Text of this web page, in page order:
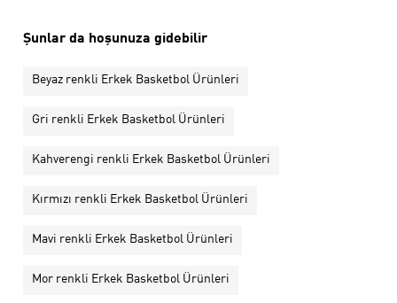
Şunlar da hoşunuza gidebilir
Beyaz renkli Erkek Basketbol Ürünleri
Gri renkli Erkek Basketbol Ürünleri
Kahverengi renkli Erkek Basketbol Ürünleri
Kırmızı renkli Erkek Basketbol Ürünleri
Mavi renkli Erkek Basketbol Ürünleri
Mor renkli Erkek Basketbol Ürünleri